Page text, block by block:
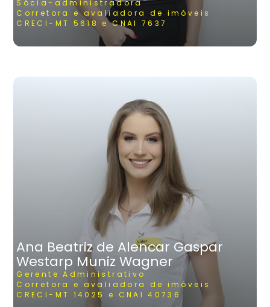
Sócia-administradora
Corretora e avaliadora de imóveis
CRECI-MT 5618 e CNAI 7637
Ana Beatriz de Alencar Gaspar
Westarp Muniz Wagner
Gerente Administrativo
Corretora e avaliadora de imóveis
CRECI-MT 14025 e CNAI 40736